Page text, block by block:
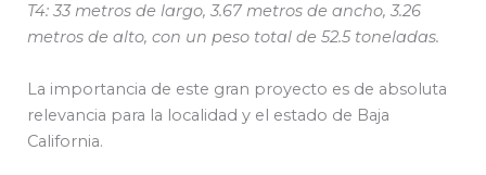
T4: 33 metros de largo, 3.67 metros de ancho, 3.26
metros de alto, con un peso total de 52.5 toneladas.
La importancia de este gran proyecto es de absoluta
relevancia para la localidad y el estado de Baja
California.